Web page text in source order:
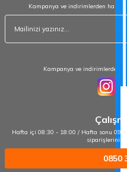
Kampanya ve indirimlerden
Kampanya ve indirimlerden
Hafta içi 08:30 - 18:00 / Hafta sonu
siparişleriniz
0850